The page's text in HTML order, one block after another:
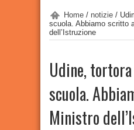
Home / notizie /
scuola. Abbiamo scritto
dell’Istruzione
Udine,
scuola.
Ministro